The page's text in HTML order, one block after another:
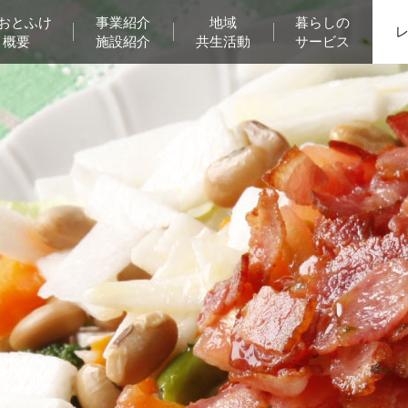
とふけ
概要
事業紹介
施設紹介
地域
共生活動
暮らしの
サービス